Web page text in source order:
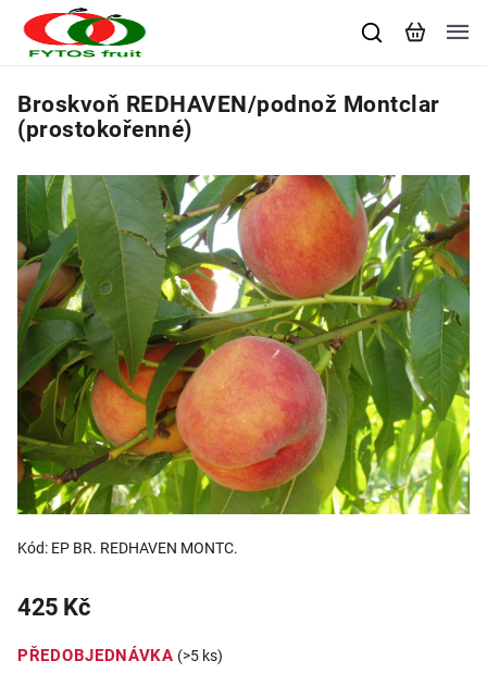
Broskvoň REDHAVEN/podnož Montclar
(prostokořenné)
Kód: EP BR. REDHAVEN MONTC.
425 Kč
PŘEDOBJEDNÁVKA (>5 ks)